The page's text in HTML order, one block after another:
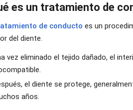
es un tratamiento de
de conducto es un
del diente.
vez eliminado el tejido dañado, el
el diente se protege,
años.